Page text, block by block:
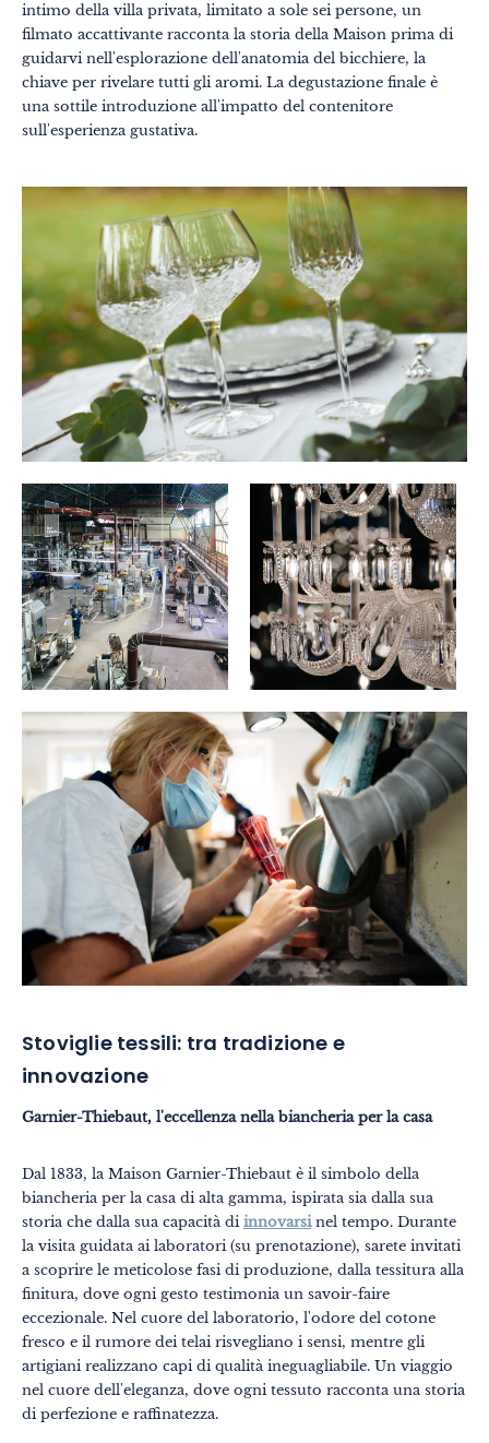
Gastronomia
Benessere
Cultura & patrimonio
Know-how
intimo della villa privata, limitato a sole sei persone, un
filmato accattivante racconta la storia della Maison prima di
guidarvi nell'esplorazione dell'anatomia del bicchiere, la
chiave per rivelare tutti gli aromi. La degustazione finale è
una sottile introduzione all'impatto del contenitore
sull'esperienza gustativa.
Stoviglie tessili: tra tradizione e
innovazione
Garnier-Thiebaut, l'eccellenza nella biancheria per la casa
Dal 1833, la Maison Garnier-Thiebaut è il simbolo della
biancheria per la casa di alta gamma, ispirata sia dalla sua
storia che dalla sua capacità diinnovarsinel tempo. Durante
la visita guidata ai laboratori (su prenotazione), sarete invitati
a scoprire le meticolose fasi di produzione, dalla tessitura alla
finitura, dove ogni gesto testimonia un savoir-faire
eccezionale. Nel cuore del laboratorio, l'odore del cotone
fresco e il rumore dei telai risvegliano i sensi, mentre gli
artigiani realizzano capi di qualità ineguagliabile. Un viaggio
nel cuore dell'eleganza, dove ogni tessuto racconta una storia
di perfezione e raffinatezza.